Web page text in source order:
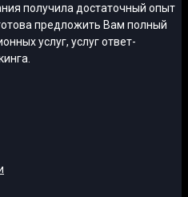
получила достаточный опыт
предложить Вам полный
услуг, услуг ответ-